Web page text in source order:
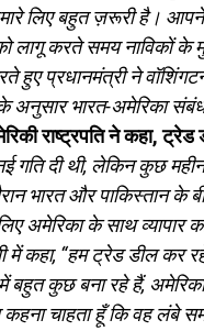
लिए बहुत ज़रूरी है।
लागू करते समय नाविकों के
हुए प्रधानमंत्री ने
भारत-अमेरिका
राष्ट्रपति ने कहा,
गति दी थी, लेकिन कुछ
भारत और पाकिस्तान के
अमेरिका के साथ व्यापार
में कहा, “हम ट्रेड डील कर
बहुत कुछ बना रहे हैं,
चाहता हूँ कि वह लंबे